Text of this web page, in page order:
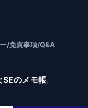
/免責事項/Q&A
SEのメモ帳.